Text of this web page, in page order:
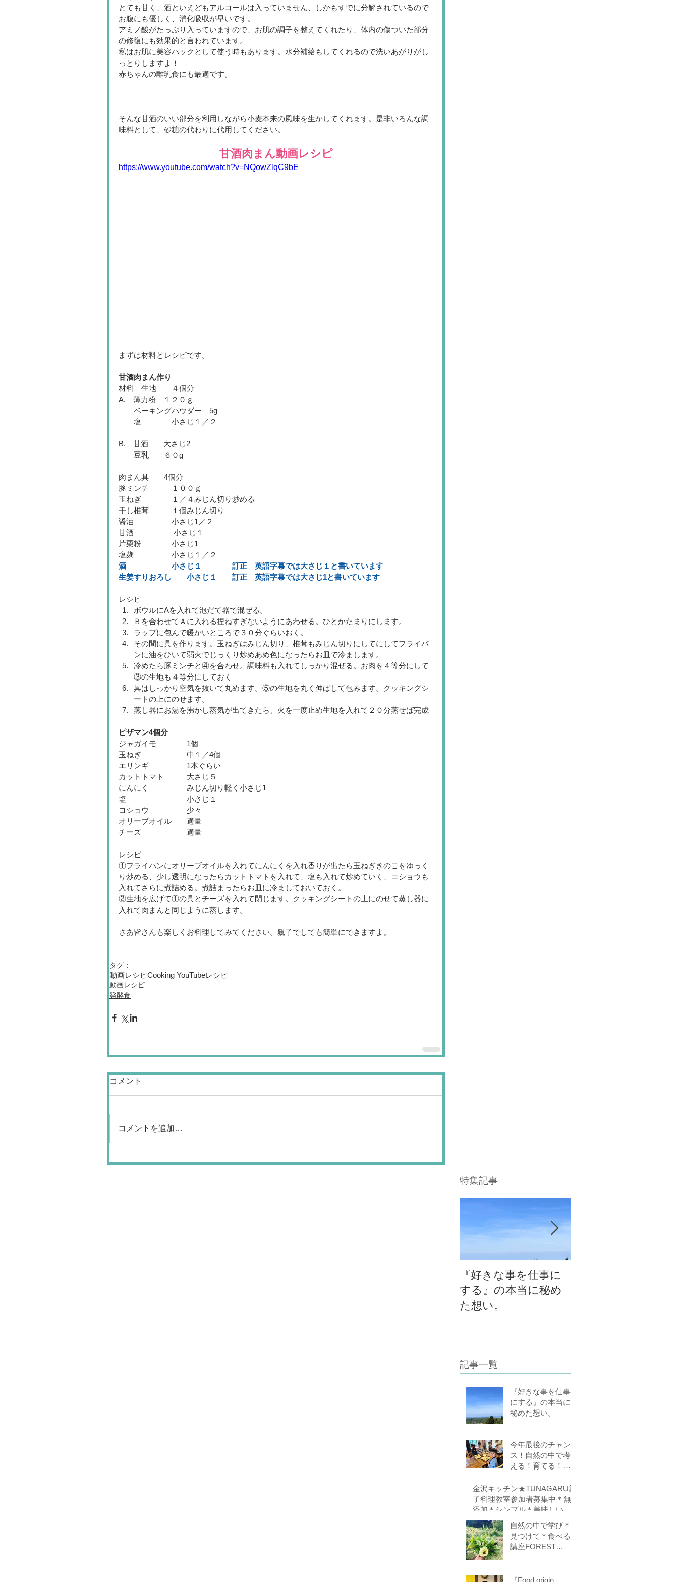
とても甘く、酒といえどもアルコールは入っていません、しかもすでに分解されているので
お腹にも優しく、消化吸収が早いです。
アミノ酸がたっぷり入っていますので、お肌の調子を整えてくれたり、体内の傷ついた部分
の修復にも効果的と言われています。
私はお肌に美容パックとして使う時もあります。水分補給もしてくれるので洗いあがりがし
っとりしますよ！
赤ちゃんの離乳食にも最適です。
そんな甘酒のいい部分を利用しながら小麦本来の風味を生かしてくれます。是非いろんな調
味料として、砂糖の代わりに代用してください。
甘酒肉まん動画レシピ
https://www.youtube.com/watch?v=NQowZlqC9bE
まずは材料とレシピです。
甘酒肉まん作り
材料　生地　　４個分
A.　薄力粉　１２０ｇ
ベーキングパウダー　5g
塩　　　　小さじ１／２
B.　甘酒　　大さじ2
豆乳　　６０g
肉まん具　　4個分
豚ミンチ　　　１００ｇ
玉ねぎ　　　　１／４みじん切り炒める
干し椎茸　　　１個みじん切り
醤油　　　　　小さじ1／２
甘酒 　　　　　小さじ１
片栗粉　　　　小さじ1
塩麹　　　　　小さじ１／２
酒　　　　　　小さじ１　　　　訂正　英語字幕では大さじ１と書いています
生姜すりおろし　　小さじ１　　訂正　英語字幕では大さじ1と書いています
レシピ
ボウルにAを入れて泡だて器で混ぜる。
Ｂを合わせてＡに入れる捏ねすぎないようにあわせる。ひとかたまりにします。
ラップに包んで暖かいところで３０分ぐらいおく。
その間に具を作ります。玉ねぎはみじん切り、椎茸もみじん切りにしてにしてフライパ
ンに油をひいて弱火でじっくり炒めあめ色になったらお皿で冷まします。
冷めたら豚ミンチと④を合わせ。調味料も入れてしっかり混ぜる。お肉を４等分にして
③の生地も４等分にしておく
具はしっかり空気を抜いて丸めます。⑤の生地を丸く伸ばして包みます。クッキングシ
ートの上にのせます。
蒸し器にお湯を沸かし蒸気が出てきたら、火を一度止め生地を入れて２０分蒸せば完成
ピザマン4個分
ジャガイモ　　　　1個
玉ねぎ　　　　　　中１／4個
エリンギ　　　　　1本ぐらい
カットトマト　　　大さじ５
にんにく　　　　　みじん切り軽く小さじ1
塩　　　　　　　　小さじ１
コショウ　　　　　少々
オリーブオイル　　適量
チーズ　　　　　　適量
レシピ
①フライパンにオリーブオイルを入れてにんにくを入れ香りが出たら玉ねぎきのこをゆっく
り炒める、少し透明になったらカットトマトを入れて、塩も入れて炒めていく、コショウも
入れてさらに煮詰める。煮詰まったらお皿に冷ましておいておく。
②生地を広げて①の具とチーズを入れて閉じます。クッキングシートの上にのせて蒸し器に
入れて肉まんと同じように蒸します。
さあ皆さんも楽しくお料理してみてください。親子でしても簡単にできますよ。
タグ：
動画レシピCooking YouTubeレシピ
動画レシピ
発酵食
コメント
コメントを追加…
特集記事
『好きな事を仕事に
する』の本当に秘め
た想い。
記事一覧
『好きな事を仕事
にする』の本当に
秘めた想い。
今年最後のチャン
ス！自然の中で考
える！育てる！食
はぐくみスクール
１０期生募集中
（体験講座もあり
金沢キッチン★TUNAGARU親
子料理教室参加者募集中＊無
添加＊シンプル＊美味しい＊
子供の味覚を育てる＊栄養バ
ランス＊親子のコミニケーシ
ョンを育てる
自然の中で学び＊
見つけて＊食べる
講座FOREST
募集
『Food origin